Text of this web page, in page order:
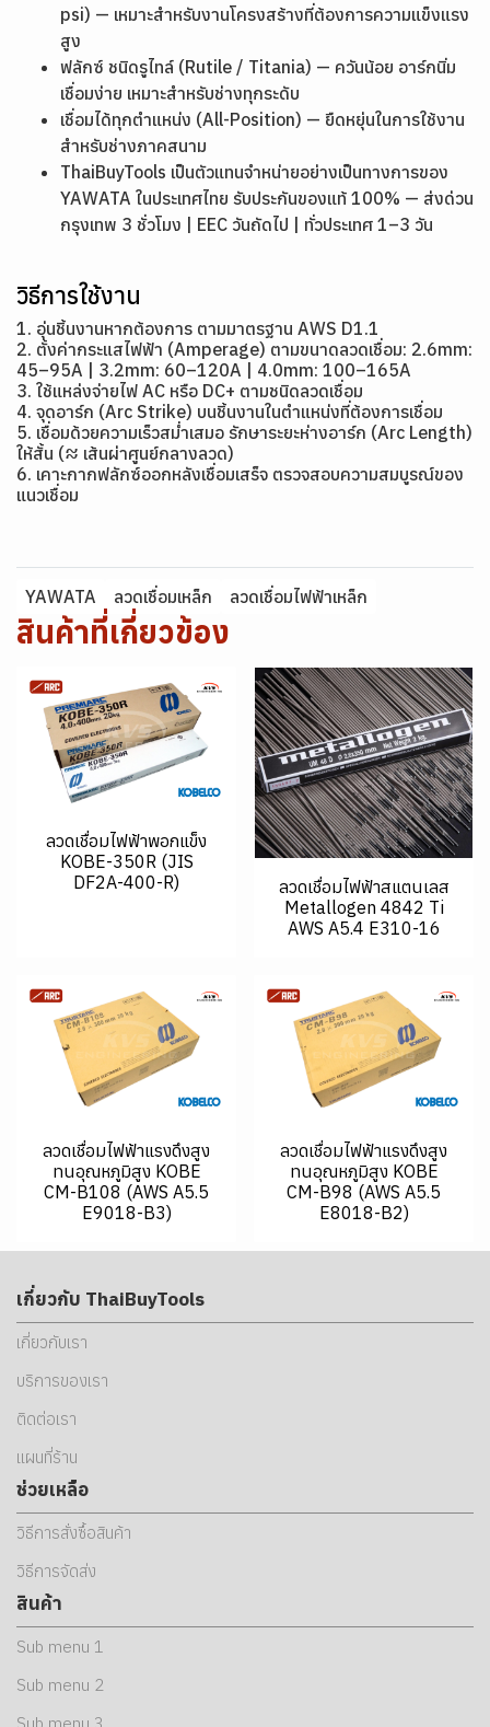
psi) — เหมาะสำหรับงานโครงสร้างที่ต้องการความแข็งแรง
สูง
ฟลักซ์ ชนิดรูไทล์ (Rutile / Titania) — ควันน้อย อาร์กนิ่ม
เชื่อมง่าย เหมาะสำหรับช่างทุกระดับ
เชื่อมได้ทุกตำแหน่ง (All-Position) — ยืดหยุ่นในการใช้งาน
สำหรับช่างภาคสนาม
ThaiBuyTools เป็นตัวแทนจำหน่ายอย่างเป็นทางการของ
YAWATA ในประเทศไทย รับประกันของแท้ 100% — ส่งด่วน
กรุงเทพ 3 ชั่วโมง | EEC วันถัดไป | ทั่วประเทศ 1–3 วัน
วิธีการใช้งาน
1. อุ่นชิ้นงานหากต้องการ ตามมาตรฐาน AWS D1.1
2. ตั้งค่ากระแสไฟฟ้า (Amperage) ตามขนาดลวดเชื่อม: 2.6mm:
45–95A | 3.2mm: 60–120A | 4.0mm: 100–165A
3. ใช้แหล่งจ่ายไฟ AC หรือ DC+ ตามชนิดลวดเชื่อม
4. จุดอาร์ก (Arc Strike) บนชิ้นงานในตำแหน่งที่ต้องการเชื่อม
5. เชื่อมด้วยความเร็วสม่ำเสมอ รักษาระยะห่างอาร์ก (Arc Length)
ให้สั้น (≈ เส้นผ่าศูนย์กลางลวด)
6. เคาะกากฟลักซ์ออกหลังเชื่อมเสร็จ ตรวจสอบความสมบูรณ์ของ
แนวเชื่อม
YAWATA ลวดเชื่อมเหล็ก ลวดเชื่อมไฟฟ้าเหล็ก
สินค้าที่เกี่ยวข้อง
ลวดเชื่อมไฟฟ้าพอกแข็ง
KOBE-350R (JIS
DF2A-400-R)
ลวดเชื่อมไฟฟ้าสแตนเลส
Metallogen 4842 Ti
AWS A5.4 E310-16
ลวดเชื่อมไฟฟ้าแรงดึงสูง
ทนอุณหภูมิสูง KOBE
CM-B108 (AWS A5.5
E9018-B3)
ลวดเชื่อมไฟฟ้าแรงดึงสูง
ทนอุณหภูมิสูง KOBE
CM-B98 (AWS A5.5
E8018-B2)
เกี่ยวกับ ThaiBuyTools
เกี่ยวกับเรา
บริการของเรา
ติดต่อเรา
แผนที่ร้าน
ช่วยเหลือ
วิธีการสั่งซื้อสินค้า
วิธีการจัดส่ง
สินค้า
Sub menu 1
Sub menu 2
Sub menu 3